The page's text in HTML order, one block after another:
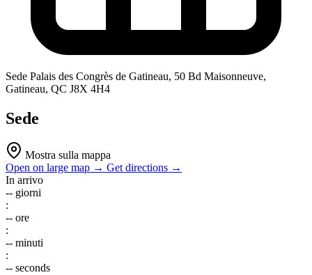
Sede Palais des Congrès de Gatineau, 50 Bd Maisonneuve,
Gatineau, QC J8X 4H4
Sede
Mostra sulla mappa
Open on large map → Get directions →
In arrivo
-- giorni
:
-- ore
:
-- minuti
:
-- seconds